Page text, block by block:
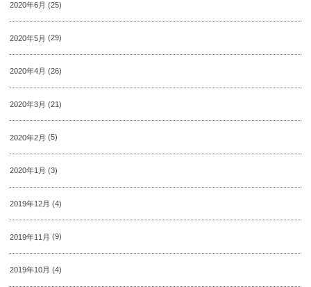
2020年6月 (25)
2020年5月 (29)
2020年4月 (26)
2020年3月 (21)
2020年2月 (5)
2020年1月 (3)
2019年12月 (4)
2019年11月 (9)
2019年10月 (4)